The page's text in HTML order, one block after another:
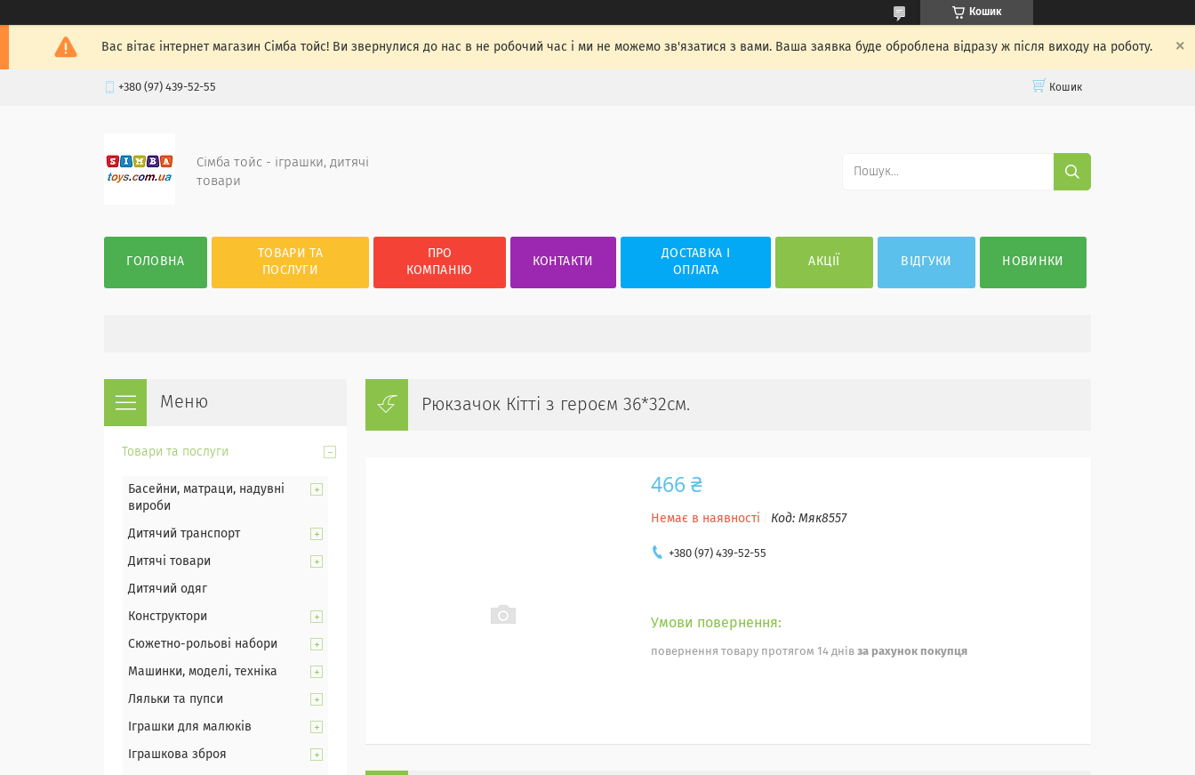
Кошик
Вас вітає інтернет магазин Сімба тойс! Ви звернулися до нас в не робочий час і ми не можемо зв'язатися з вами. Ваша заявка буде оброблена відразу ж після виходу на роботу.
+380 (97) 439-52-55 Кошик
Сімба тойс - іграшки, дитячі
товари
ГОЛОВНА
ТОВАРИ ТА
ПОСЛУГИ
ПРО
КОМПАНІЮ
КОНТАКТИ
ДОСТАВКА І
ОПЛАТА
АКЦІЇ ВІДГУКИ НОВИНКИ
Рюкзачок Кітті з героєм 36*32см.
466 ₴
Немає в наявності Код: Мяк8557
+380 (97) 439-52-55
повернення товару протягом 14 днів за рахунок покупця
Товари та послуги
Басейни, матраци, надувні
вироби
Дитячий транспорт
Дитячі товари
Дитячий одяг
Конструктори
Сюжетно-рольові набори
Машинки, моделі, техніка
Ляльки та пупси
Іграшки для малюків
Іграшкова зброя